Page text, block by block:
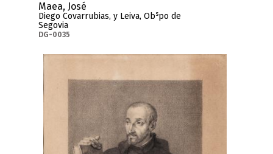
Maea, José
Diego Covarrubias, y Leiva, Obspo de
Segovia
DG-0035